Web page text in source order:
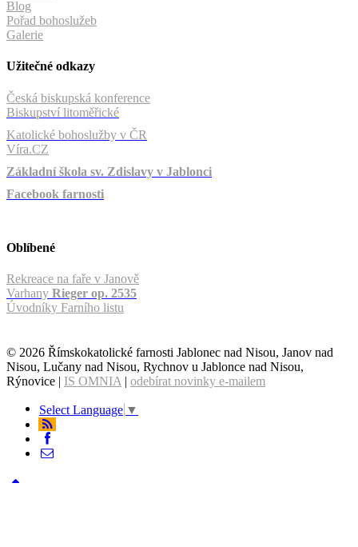
Blog
Pořad bohoslužeb
Galerie
Užitečné odkazy
Česká biskupská konference
Biskupství litoměřické
Katolické bohoslužby v ČR
Víra.CZ
Základní škola sv. Zdislavy v Jablonci
Facebook farnosti
Oblíbené
Rekreace na faře v Janově
Varhany Rieger op. 2535
Úvodníky Farního listu
© 2026 Římskokatolické farnosti Jablonec nad Nisou, Janov nad
Nisou, Lučany nad Nisou, Rychnov u Jablonce nad Nisou,
Rýnovice | IS OMNIA | odebírat novinky e-mailem
Select Language ▼